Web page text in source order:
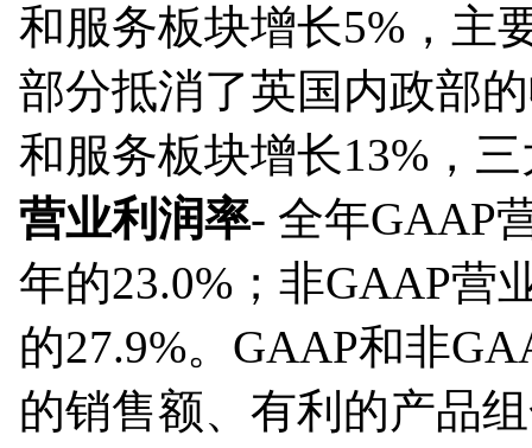
和服务板块增长5%，主
部分抵消了英国内政部
和服务板块增长13%，
营业利润率- 全年GAAP
年的23.0%；非GAAP营
的27.9%。GAAP和非
的销售额、有利的产品